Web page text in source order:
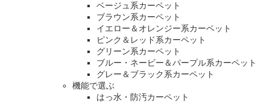
ベージュ系カーペット
ブラウン系カーペット
イエロー＆オレンジー系カーペット
ピンク＆レッド系カーペット
グリーン系カーペット
ブルー・ネービー＆パープル系カーペット
グレー＆ブラック系カーペット
機能で選ぶ
はっ水・防汚カーペット